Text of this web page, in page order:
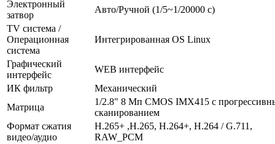
Электронный
затвор
Авто/Ручной (1/5~1/20000 c)
TV система /
Операционная
система
Интегрированная OS Linux
Графический
интерфейс
WEB интерфейс
ИК фильтр
Механический
Матрица
1/2.8" 8 Мп CMOS IMX415 с
сканированием
Формат сжатия
видео/аудио
H.265+ ,H.265, H.264+, H.264 / G.711,
RAW_PCM